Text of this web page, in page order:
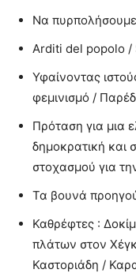
Να πυρπολήσουμε
Arditi del popolo /
Υφαίνοντας
φεμινισμό /
Πρόταση για μια
δημοκρατική και
στοχασμού για
Τα βουνά
Καθρέφτες :
πλάτων στον
Καστοριάδη /